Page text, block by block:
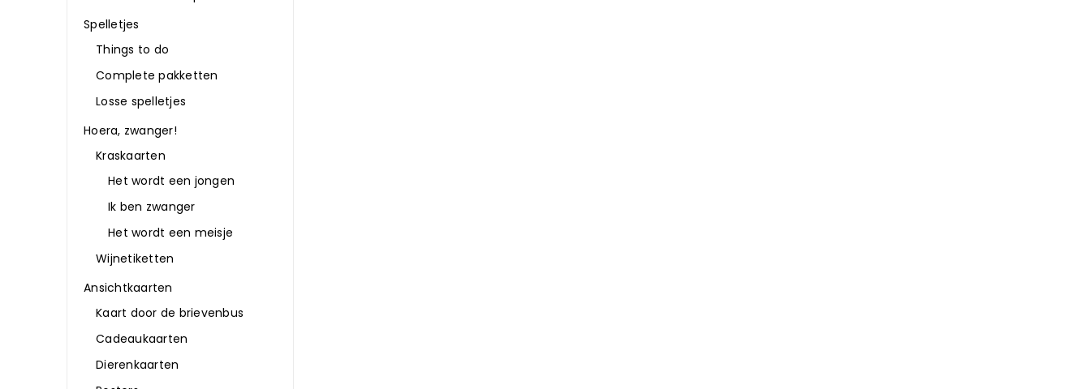
Spelletjes
Things to do
Complete pakketten
Losse spelletjes
Hoera, zwanger!
Kraskaarten
Het wordt een jongen
Ik ben zwanger
Het wordt een meisje
Wijnetiketten
Ansichtkaarten
Kaart door de brievenbus
Cadeaukaarten
Dierenkaarten